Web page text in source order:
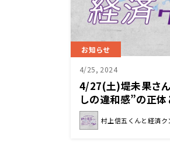
お知らせ
4/25, 2024
4/27(土)堤未果さ
しの違和感”の正
んと経済クン』
村上信五くんと経済ク